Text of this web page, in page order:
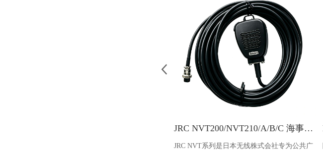
JRC NVT200/NVT210/A/B/C 海事公共广播麦克风
JRC NVT系列是日本无线株式会社专为公共广